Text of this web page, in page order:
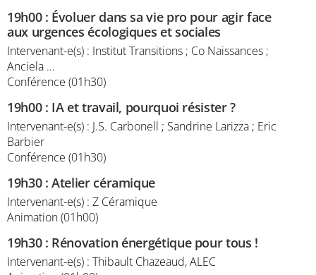
19h00: Évoluer dans sa vie pro pour agir face
aux urgences écologiques et sociales
Intervenant-e(s) : Institut Transitions ; Co Naissances ;
Anciela …
Conférence (01h30)
19h00: IA et travail, pourquoi résister ?
Intervenant-e(s) : J.S. Carbonell ; Sandrine Larizza ; Eric
Barbier
Conférence (01h30)
19h30:Atelier céramique
Intervenant-e(s) : Z Céramique
Animation (01h00)
19h30: Rénovation énergétique pour tous !
Intervenant-e(s) : Thibault Chazeaud, ALEC